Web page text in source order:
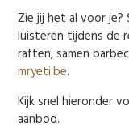
Zie jij het al voor je?
luisteren tijdens de
raften, samen
mryeti.be.
Kijk snel hieronder
aanbod.